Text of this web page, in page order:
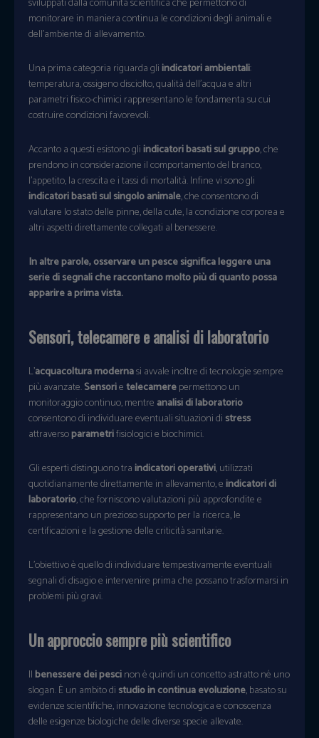
sviluppati dalla comunità scientifica che permettono di
monitorare in maniera continua le condizioni degli animali e
dell’ambiente di allevamento.
Una prima categoria riguarda gliindicatori ambientali:
temperatura, ossigeno disciolto, qualità dell’acqua e altri
parametri fisico-chimici rappresentano le fondamenta su cui
costruire condizioni favorevoli.
Accanto a questi esistono gliindicatori basati sul gruppo, che
prendono in considerazione il comportamento del branco,
l’appetito, la crescita e i tassi di mortalità. Infine vi sono gli
indicatori basati sul singolo animale, che consentono di
valutare lo stato delle pinne, della cute, la condizione corporea e
altri aspetti direttamente collegati al benessere.
In altre parole, osservare un pesce significa leggere una
serie di segnali che raccontano molto più di quanto possa
apparire a prima vista.
Sensori, telecamere e analisi di laboratorio
L’acquacoltura modernasi avvale inoltre di tecnologie sempre
più avanzate.Sensorietelecamerepermettono un
monitoraggio continuo, mentre analisi di laboratorio
consentono di individuare eventuali situazioni distress
attraversoparametrifisiologici e biochimici.
Gli esperti distinguono traindicatori operativi, utilizzati
quotidianamente direttamente in allevamento, eindicatori di
laboratorio, che forniscono valutazioni più approfondite e
rappresentano un prezioso supporto per la ricerca, le
certificazioni e la gestione delle criticità sanitarie.
L’obiettivo è quello di individuare tempestivamente eventuali
segnali di disagio e intervenire prima che possano trasformarsi in
problemi più gravi.
Un approccio sempre più scientifico
Ilbenessere dei pescinon è quindi un concetto astratto né uno
slogan. È un ambito distudio in continua evoluzione, basato su
evidenze scientifiche, innovazione tecnologica e conoscenza
delle esigenze biologiche delle diverse specie allevate.